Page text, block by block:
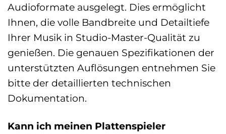
Audioformate ausgelegt. Dies ermöglicht
Ihnen, die volle Bandbreite und Detailtiefe
Ihrer Musik in Studio-Master-Qualität zu
genießen. Die genauen Spezifikationen der
unterstützten Auflösungen entnehmen Sie
bitte der detaillierten technischen
Dokumentation.
Kann ich meinen Plattenspieler